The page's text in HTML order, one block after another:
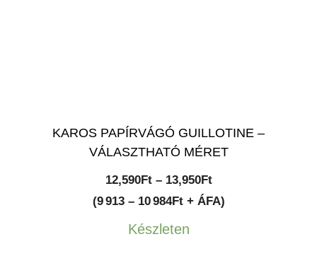
KAROS PAPÍRVÁGÓ GUILLOTINE –
VÁLASZTHATÓ MÉRET
12,590Ft – 13,950FtÁrtartomány:
12,590Ft
(9 913 – 10 984Ft + ÁFA)
Készleten